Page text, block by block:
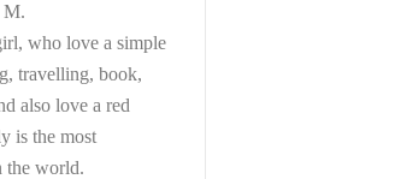
M.
who love a simple
travelling, book,
also love a red
is the most
the world.